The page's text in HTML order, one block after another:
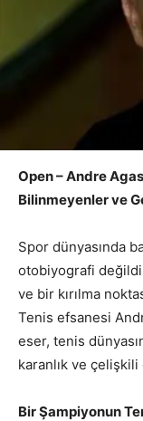
Open – Andre
Bilinmeyenler ve
Spor dünyasında
otobiyografi
ve bir kırılma
Tenis efsanesi
eser, tenis
karanlık ve çelişkili
Bir Şampiyonun